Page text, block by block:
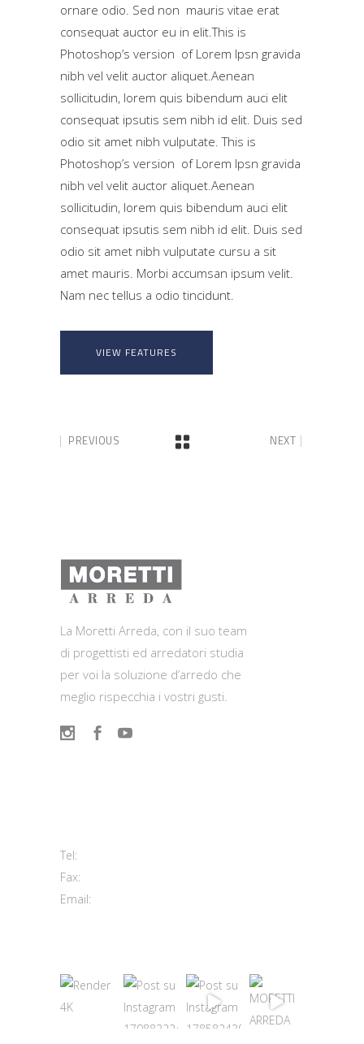
ornare odio. Sed non mauris vitae erat
consequat auctor eu in elit.This is
Photoshop’s version of Lorem Ipsn gravida
nibh vel velit auctor aliquet.Aenean
sollicitudin, lorem quis bibendum auci elit
consequat ipsutis sem nibh id elit. Duis sed
odio sit amet nibh vulputate. This is
Photoshop’s version of Lorem Ipsn gravida
nibh vel velit auctor aliquet.Aenean
sollicitudin, lorem quis bibendum auci elit
consequat ipsutis sem nibh id elit. Duis sed
odio sit amet nibh vulputate cursu a sit
amet mauris. Morbi accumsan ipsum velit.
Nam nec tellus a odio tincidunt.
VIEW FEATURES
PREVIOUS NEXT
La Moretti Arreda, con il suo team
di progettisti ed arredatori studia
per voi la soluzione d’arredo che
meglio rispecchia i vostri gusti.
Tel:
Fax:
Email: